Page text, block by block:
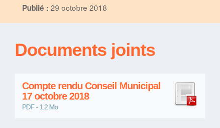
Publié : 29 octobre 2018
Documents joints
Compte rendu Conseil Municipal
17 octobre 2018
PDF - 1.2 Mo